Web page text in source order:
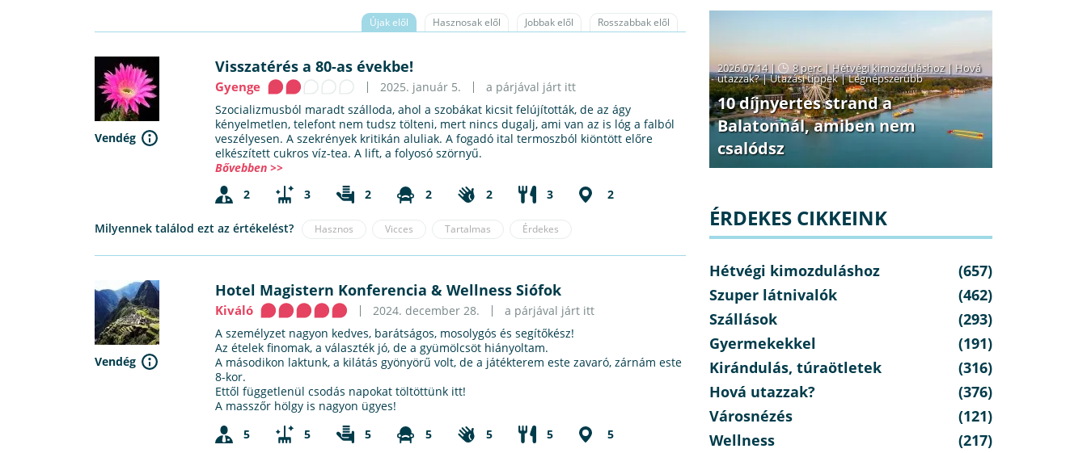
Újak elől Hasznosak elől Jobbak elől Rosszabbak elől
Vendég
Visszatérés a 80-as évekbe!
Gyenge 2025. január 5.
a párjával járt itt
Szocializmusból maradt szálloda, ahol a szobákat kicsit felújították, de az ágy
kényelmetlen, telefont nem tudsz tölteni, mert nincs dugalj, ami van az is lóg a falból
veszélyesen. A szekrények kritikán aluliak. A fogadó ital termoszból kiöntött előre
elkészített cukros víz-tea. A lift, a folyosó szörnyű.
Bővebben >>
2
3 2 2 2 3 2
Milyennek találod ezt az értékelést? Hasznos Vicces Tartalmas Érdekes
Vendég
Hotel Magistern Konferencia & Wellness Siófok
Kiváló 2024. december 28.
a párjával járt itt
A személyzet nagyon kedves, barátságos, mosolygós és segítőkész!
Az ételek finomak, a választék jó, de a gyümölcsöt hiányoltam.
A másodikon laktunk, a kilátás gyönyörű volt, de a játékterem este zavaró, zárnám este
8-kor.
Ettől függetlenül csodás napokat töltöttünk itt!
A masszőr hölgy is nagyon ügyes!
5
5 5 5 5 5 5
2026.07.14 | 8 perc| Hétvégi kimozduláshoz| Hová
utazzak?|Utazási tippek|Legnépszerűbb
10 díjnyertes strand a
Balatonnál, amiben nem
csalódsz
ÉRDEKES CIKKEINK
Hétvégi kimozduláshoz
(657)
Szuper látnivalók
(462)
Szállások
(293)
Gyermekekkel
(191)
Kirándulás, túraötletek
(316)
Hová utazzak?
(376)
Városnézés
(121)
Wellness
(217)